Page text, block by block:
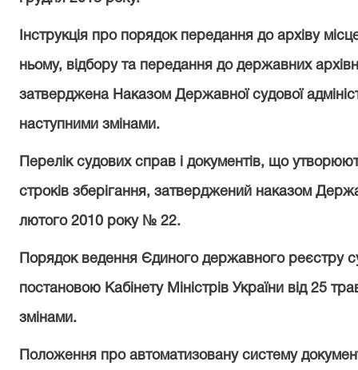
Інструкція про порядок передання до архіву
ньому, відбору та передання до державних
затверджена Наказом Державної судової
наступними змінами.
Перелік судових справ і документів, що
строків зберігання, затверджений наказом
лютого 2010 року № 22.
Порядок ведення Єдиного державного реєстру
постановою Кабінету Міністрів України від 25
змінами.
Положення про автоматизовану систему